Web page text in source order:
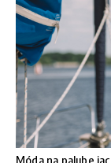
Móda na palube